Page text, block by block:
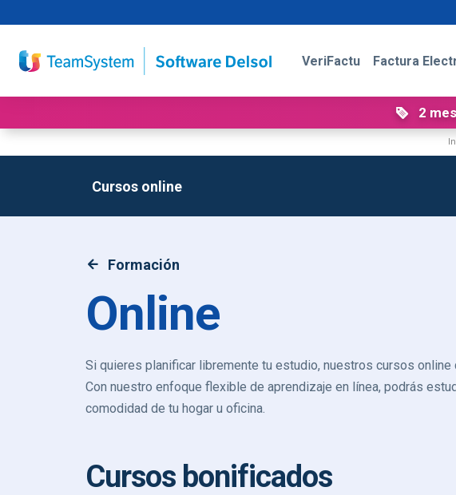
VeriFactu Factura
2
Cursos online
Formación
Online
Si quieres planificar libremente tu estudio, nuestros cursos
Con nuestro enfoque flexible de aprendizaje en línea, podrás
comodidad de tu hogar u oficina.
Cursos bonificados